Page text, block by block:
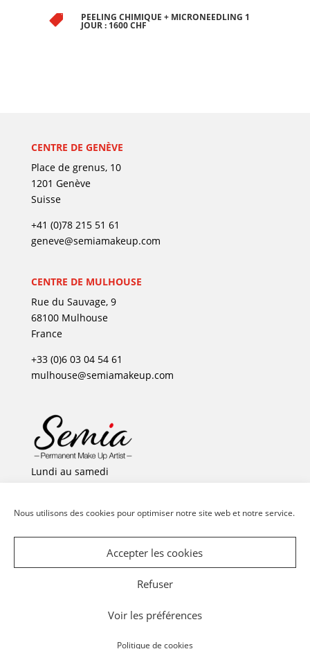
Nous utilisons des cookies pour optimiser notre site web et notre service.
Accepter les cookies
Refuser
Voir les préférences
Politique de cookies
 PEELING CHIMIQUE + MICRONEEDLING 1
JOUR : 1600 CHF
CENTRE DE GENÈVE
Place de grenus, 10
1201 Genève
Suisse
+41 (0)78 215 51 61
geneve@semiamakeup.com
CENTRE DE MULHOUSE
Rue du Sauvage, 9
68100 Mulhouse
France
+33 (0)6 03 04 54 61
mulhouse@semiamakeup.com
Lundi au samedi
POLITIQUE DE COOKIES (UE) CONTACT
Visual Design| SEO bySwiss Lemon